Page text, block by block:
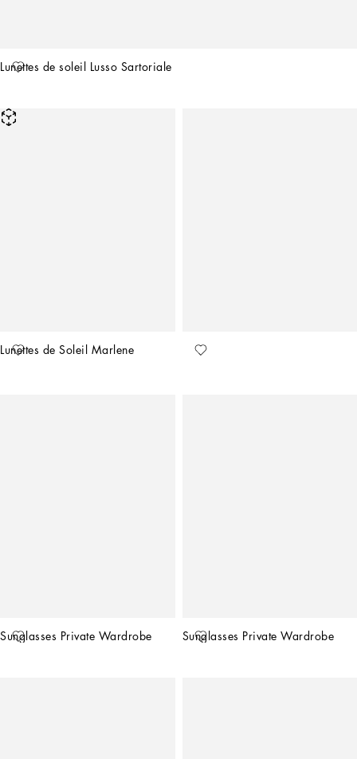
Lunettes de soleil Lusso Sartoriale
Lunettes de Soleil Marlene
Sunglasses Private Wardrobe Sunglasses Private Wardrobe